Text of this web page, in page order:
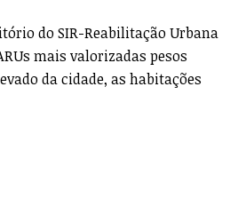
do SIR-Reabilitação Urbana
mais valorizadas pesos
da cidade, as habitações